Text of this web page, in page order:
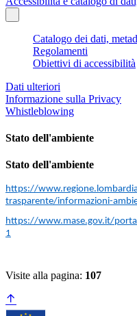
Catalogo dei dati,
Regolamenti
Obiettivi di accessibilità
Dati ulteriori
Informazione sulla Privacy
Whistleblowing
Stato dell'ambiente
Stato dell'ambiente
https://
trasparente/informazioni-
https://www.mase.gov.it/
1
Visite alla pagina: 107